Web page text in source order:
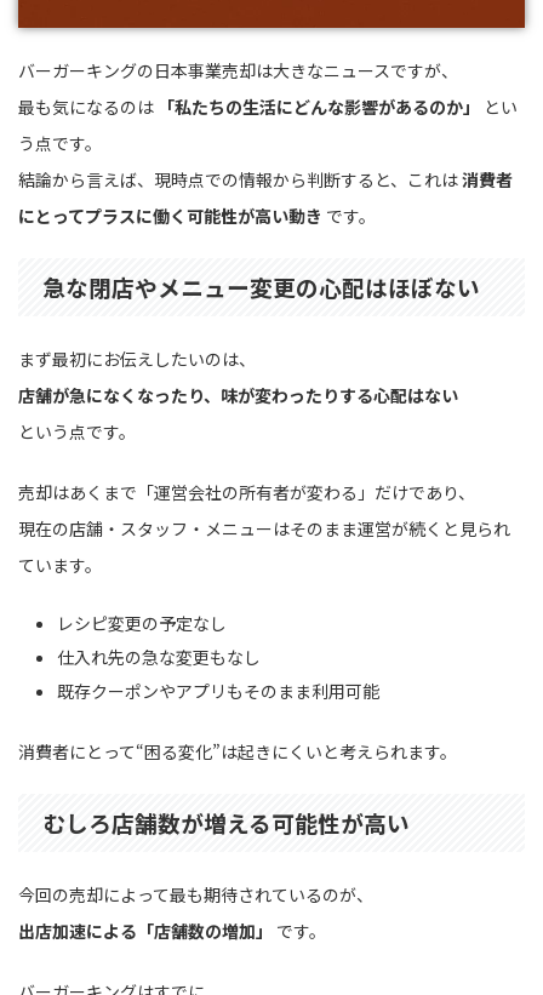
バーガーキングの日本事業売却は大きなニュースですが、
最も気になるのは 「私たちの生活にどんな影響があるのか」
とい
う点です。
結論から言えば、現時点での情報から判断すると、これは消費者
にとってプラスに働く可能性が高い動き です。
急な閉店やメニュー変更の心配はほぼない
まず最初にお伝えしたいのは、
店舗が急になくなったり、味が変わったりする心配はない
という点です。
売却はあくまで「運営会社の所有者が変わる」だけであり、
現在の店舗・スタッフ・メニューはそのまま運営が続くと見られ
ています。
レシピ変更の予定なし
仕入れ先の急な変更もなし
既存クーポンやアプリもそのまま利用可能
消費者にとって“困る変化”は起きにくいと考えられます。
むしろ店舗数が増える可能性が高い
今回の売却によって最も期待されているのが、
出店加速による「店舗数の増加」
です。